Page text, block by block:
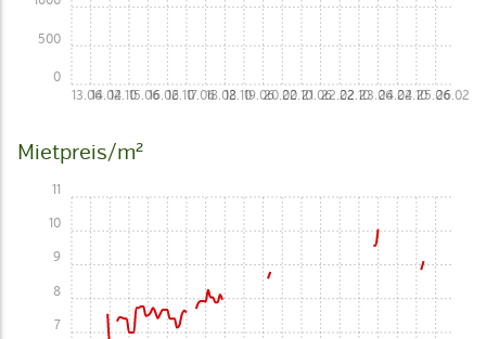
13.0614.0214.1015.0616.0216.1017.0618.0218.1019.0620.0220.1021.0622.0222.1023.0624.0224.1025.0626.02
0
500
Mietpreis/m²
7
8
9
10
11